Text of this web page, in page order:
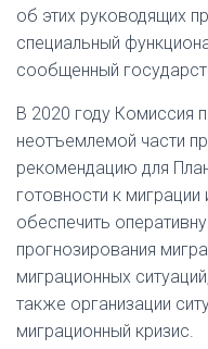
об этих руководящих
специальный
сообщенный
В 2020 году Комиссия
неотъемлемой части
рекомендацию для
готовности к миграции
обеспечить
прогнозирования
миграционных
также организации
миграционный кризис.